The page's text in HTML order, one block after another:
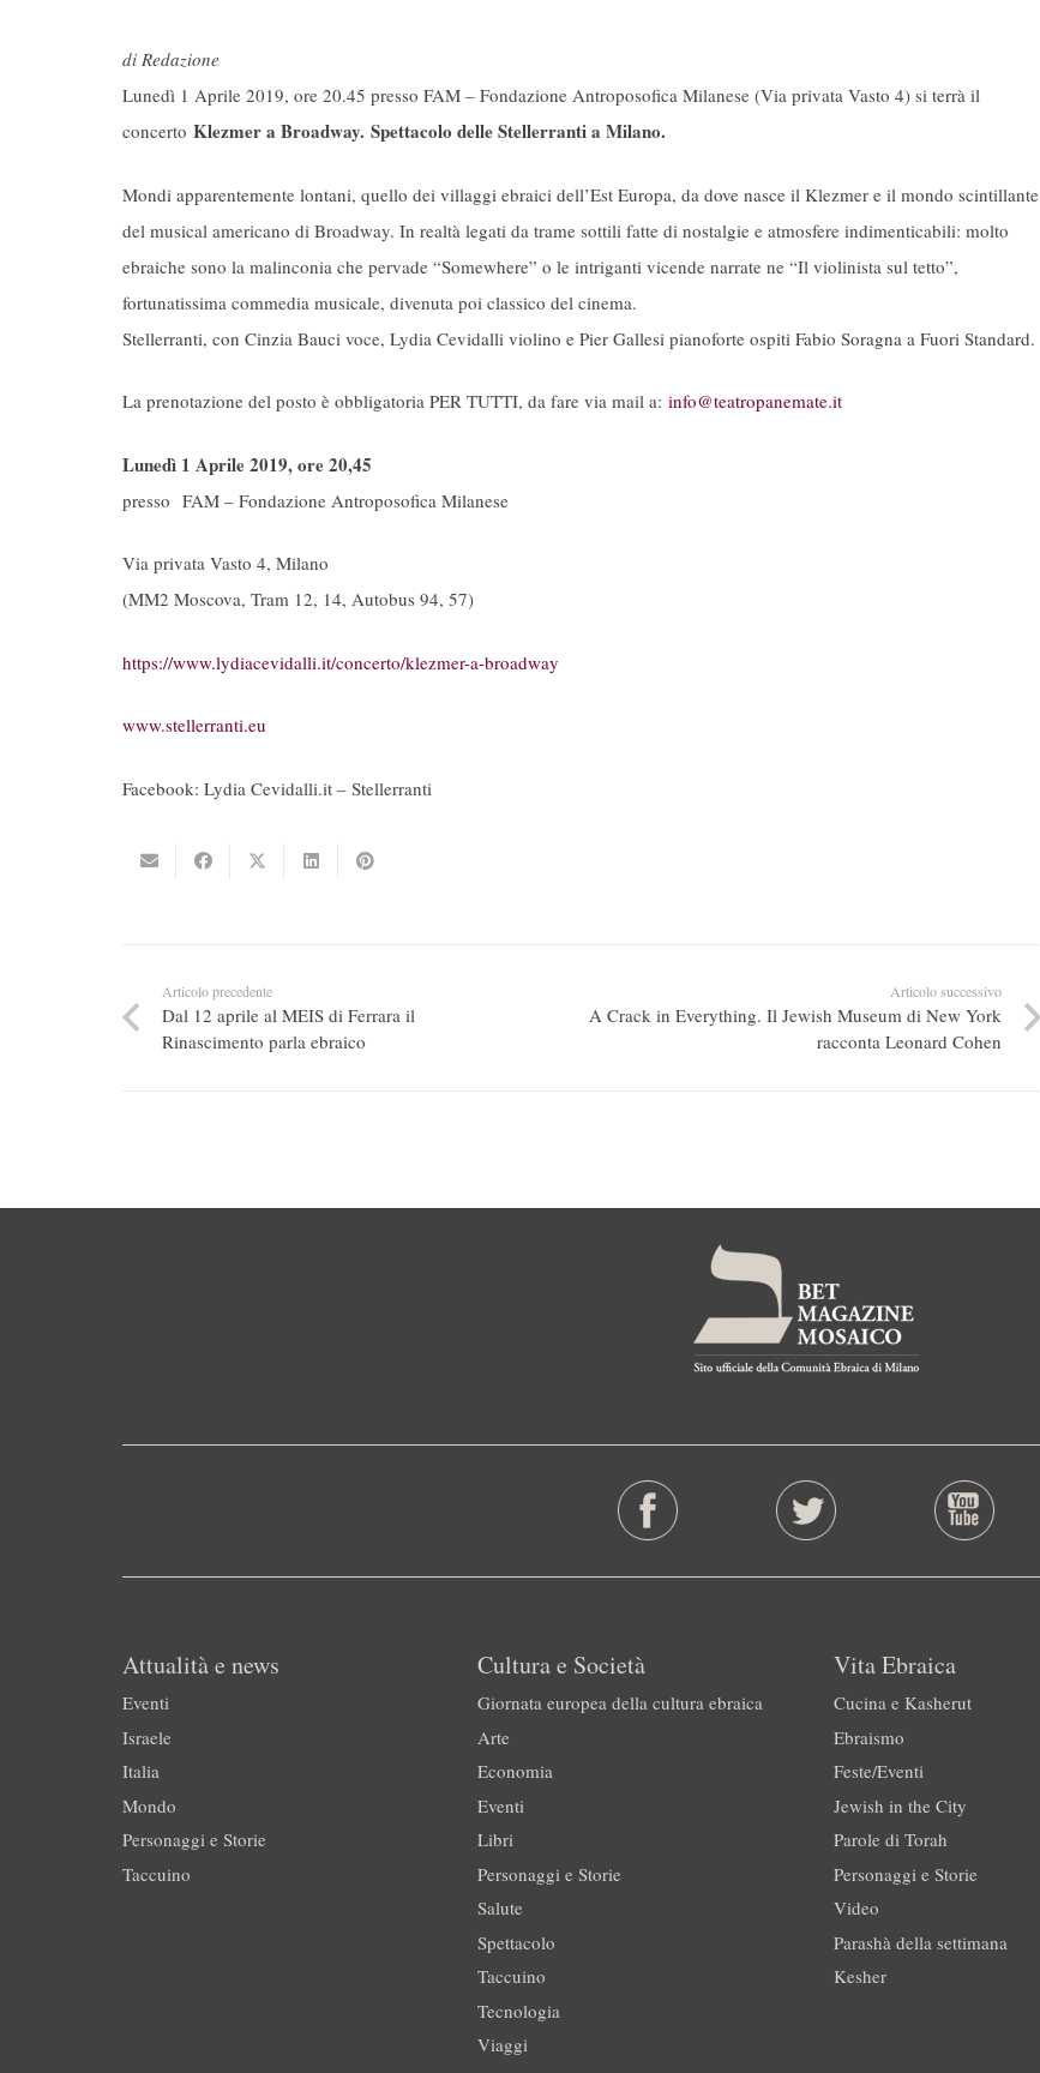
di Redazione
Lunedì 1 Aprile 2019, ore 20.45 presso FAM – Fondazione Antroposofica Milanese (Via privata Vasto 4) si terrà il
concerto Klezmer a Broadway. Spettacolo delle Stellerranti a Milano.
Mondi apparentemente lontani, quello dei villaggi ebraici dell’Est Europa, da dove nasce il Klezmer e il mondo scintillante
del musical americano di Broadway. In realtà legati da trame sottili fatte di nostalgie e atmosfere indimenticabili: molto
ebraiche sono la malinconia che pervade “Somewhere” o le intriganti vicende narrate ne “Il violinista sul tetto”,
fortunatissima commedia musicale, divenuta poi classico del cinema.
Stellerranti, con Cinzia Bauci voce, Lydia Cevidalli violino e Pier Gallesi pianoforte ospiti Fabio Soragna a Fuori Standard.
La prenotazione del posto è obbligatoria PER TUTTI, da fare via mail a: info@teatropanemate.it
Lunedì 1 Aprile 2019, ore 20,45
presso FAM – Fondazione Antroposofica Milanese
Via privata Vasto 4, Milano
(MM2 Moscova, Tram 12, 14, Autobus 94, 57)
https://www.lydiacevidalli.it/concerto/klezmer-a-broadway
www.stellerranti.eu
Facebook: Lydia Cevidalli.it – Stellerranti
Articolo precedente
Dal 12 aprile al MEIS di Ferrara il
Rinascimento parla ebraico
Articolo successivo
A Crack in Everything. Il Jewish Museum di New York
racconta Leonard Cohen
Attualità e news
Eventi
Israele
Italia
Mondo
Personaggi e Storie
Taccuino
Cultura e Società
Giornata europea della cultura ebraica
Arte
Economia
Eventi
Libri
Personaggi e Storie
Salute
Spettacolo
Taccuino
Tecnologia
Viaggi
Vita Ebraica
Cucina e Kasherut
Ebraismo
Feste/Eventi
Jewish in the City
Parole di Torah
Personaggi e Storie
Video
Parashà della settimana
Kesher